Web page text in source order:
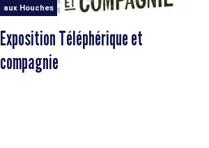
aux Houches
Exposition Téléphérique et
compagnie